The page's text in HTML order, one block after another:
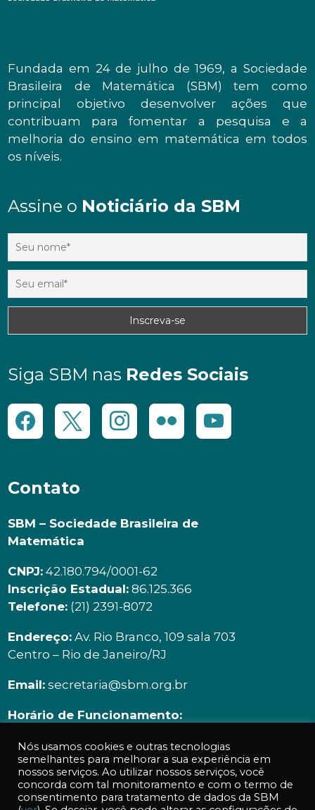
Fundada em 24 de julho de 1969, a Sociedade
Brasileira de Matemática (SBM) tem como
principal objetivo desenvolver ações que
contribuam para fomentar a pesquisa e a
melhoria do ensino em matemática em todos
os níveis.
Assine o Noticiário da SBM
Siga SBM nas Redes Sociais
Contato
SBM – Sociedade Brasileira de
Matemática
CNPJ: 42.180.794/0001-62
Inscrição Estadual: 86.125.366
Telefone: (21) 2391-8072
Endereço: Av. Rio Branco, 109 sala 703
Centro – Rio de Janeiro/RJ
Email: secretaria@sbm.org.br
Horário de Funcionamento:
Nós usamos cookies e outras tecnologias
semelhantes para melhorar a sua experiência em
nossos serviços. Ao utilizar nossos serviços, você
concorda com tal monitoramento e com o termo de
consentimento para tratamento de dados da SBM